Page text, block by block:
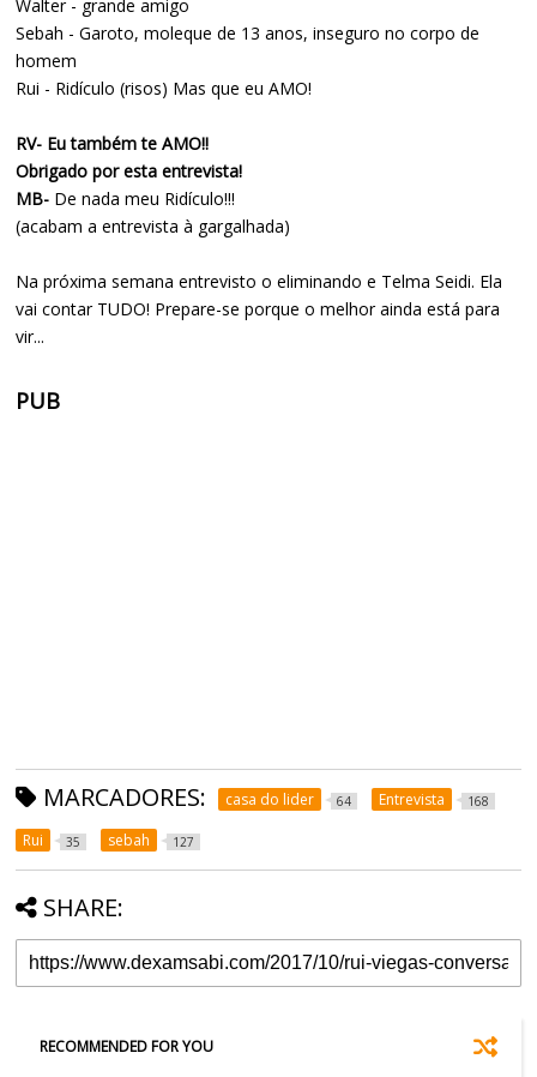
Walter - grande amigo
Sebah - Garoto, moleque de 13 anos, inseguro no corpo de
homem
Rui - Ridículo (risos) Mas que eu AMO!
RV- Eu também te AMO!!
Obrigado por esta entrevista!
MB- De nada meu Ridículo!!!
(acabam a entrevista à gargalhada)
Na próxima semana entrevisto o eliminando e Telma Seidi. Ela
vai contar TUDO! Prepare-se porque o melhor ainda está para
vir...
PUB
MARCADORES: casa do lider 64 Entrevista 168
Rui 35 sebah 127
SHARE:
RECOMMENDED FOR YOU